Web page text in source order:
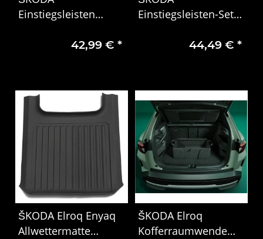
Einstiegsleisten
Zubehör für Elroq PY
42,99 € *
Einstiegsleisten-Set
44,49 €*
ŠKODA Elroq Enyaq
Allwettermatte
ŠKODA Elroq
Kofferraumwendematte